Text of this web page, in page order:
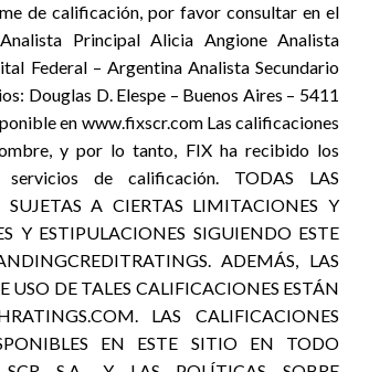
de calificación, por favor consultar en el
Principal Alicia Angione Analista
Federal – Argentina Analista Secundario
Douglas D. Elespe – Buenos Aires – 5411
en www.fixscr.com Las calificaciones
y por lo tanto, FIX ha recibido los
de calificación. TODAS LAS
A CIERTAS LIMITACIONES Y
Y ESTIPULACIONES SIGUIENDO ESTE
ADEMÁS, LAS
DE TALES CALIFICACIONES ESTÁN
LAS CALIFICACIONES
EN ESTE SITIO EN TODO